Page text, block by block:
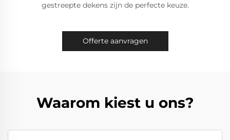
gestreepte dekens zijn de perfecte keuze.
Offerte aanvragen
Waarom kiest u ons?